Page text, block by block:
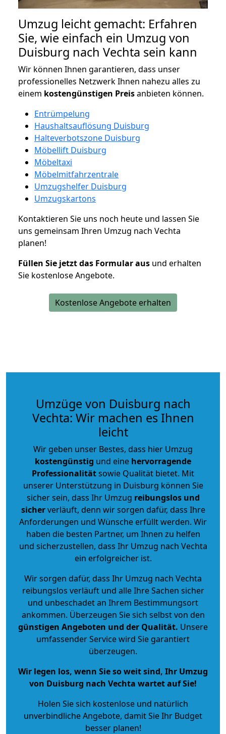
Umzug leicht gemacht: Erfahren
Sie, wie einfach ein Umzug von
Duisburg nach Vechta sein kann
Wir können Ihnen garantieren, dass unser
professionelles Netzwerk Ihnen nahezu alles zu
einem kostengünstigen Preisanbieten können.
Entrümpelung
Haushaltsauflösung Duisburg
Halteverbotszone Duisburg
Möbellift Duisburg
Möbeltaxi
Möbelmitfahrzentrale
Umzugshelfer Duisburg
Umzugskartons
Kontaktieren Sie uns noch heute und lassen Sie
uns gemeinsam Ihren Umzug nach Vechta
planen!
Füllen Sie jetzt das Formular aus und erhalten
Sie kostenlose Angebote.
Kostenlose Angebote erhalten
Umzüge von Duisburg nach
Vechta: Wir machen es Ihnen
leicht
Wir geben unser Bestes, dass hier Umzug
kostengünstig und eine hervorragende
Professionalitätsowie Qualität bietet. Mit
unserer Unterstützung in Duisburg können Sie
sicher sein, dass Ihr Umzug reibungslos und
sicherverläuft, denn wir sorgen dafür, dass Ihre
Anforderungen und Wünsche erfüllt werden. Wir
haben die besten Partner, um Ihnen zu helfen
und sicherzustellen, dass Ihr Umzug nach Vechta
ein erfolgreicher ist.
Wir sorgen dafür, dass Ihr Umzug nach Vechta
reibungslos verläuft und alle Ihre Sachen sicher
und unbeschadet an Ihrem Bestimmungsort
ankommen. Überzeugen Sie sich selbst von den
günstigen Angeboten und der Qualität. Unsere
umfassender Service wird Sie garantiert
überzeugen.
Wir legen los, wenn Sie so weit sind, Ihr Umzug
von Duisburg nach Vechta wartet auf Sie!
Holen Sie sich kostenlose und natürlich
unverbindliche Angebote, damit Sie Ihr Budget
besser planen!